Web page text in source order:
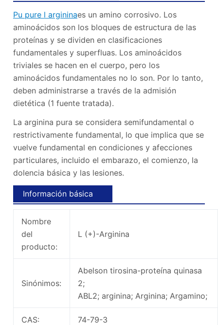
Pu pure l argininaes un amino corrosivo. Los
aminoácidos son los bloques de estructura de las
proteínas y se dividen en clasificaciones
fundamentales y superfluas. Los aminoácidos
triviales se hacen en el cuerpo, pero los
aminoácidos fundamentales no lo son. Por lo tanto,
deben administrarse a través de la admisión
dietética (1 fuente tratada).
La arginina pura se considera semifundamental o
restrictivamente fundamental, lo que implica que se
vuelve fundamental en condiciones y afecciones
particulares, incluido el embarazo, el comienzo, la
dolencia básica y las lesiones.
Información básica
Nombre
del
producto:
L (+)-Arginina
Sinónimos:
Abelson tirosina-proteína quinasa
2;
ABL2; arginina; Arginina; Argamino;
CAS: 74-79-3